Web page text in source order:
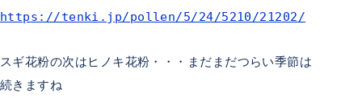
https://tenki.jp/pollen/5/24/5210/21202/
スギ花粉の次はヒノキ花粉・・・まだまだつらい季節は
続きますね